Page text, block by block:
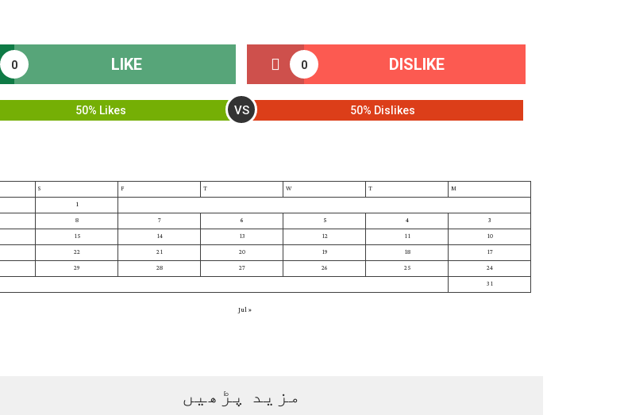
0 LIKE 0 DISLIKE
50% Likes VS 50% Dislikes
M
T
W
T
F
S
1
3
4
5
6
7
8
10
11
12
13
14
15
17
18
19
20
21
22
24
25
26
27
28
29
31
« Jul
مزید پڑھیں